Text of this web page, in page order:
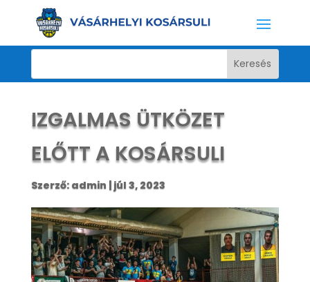
IZGALMAS ÜTKÖZET
ELŐTT A KOSÁRSULI
Szerző: admin | júl 3, 2023